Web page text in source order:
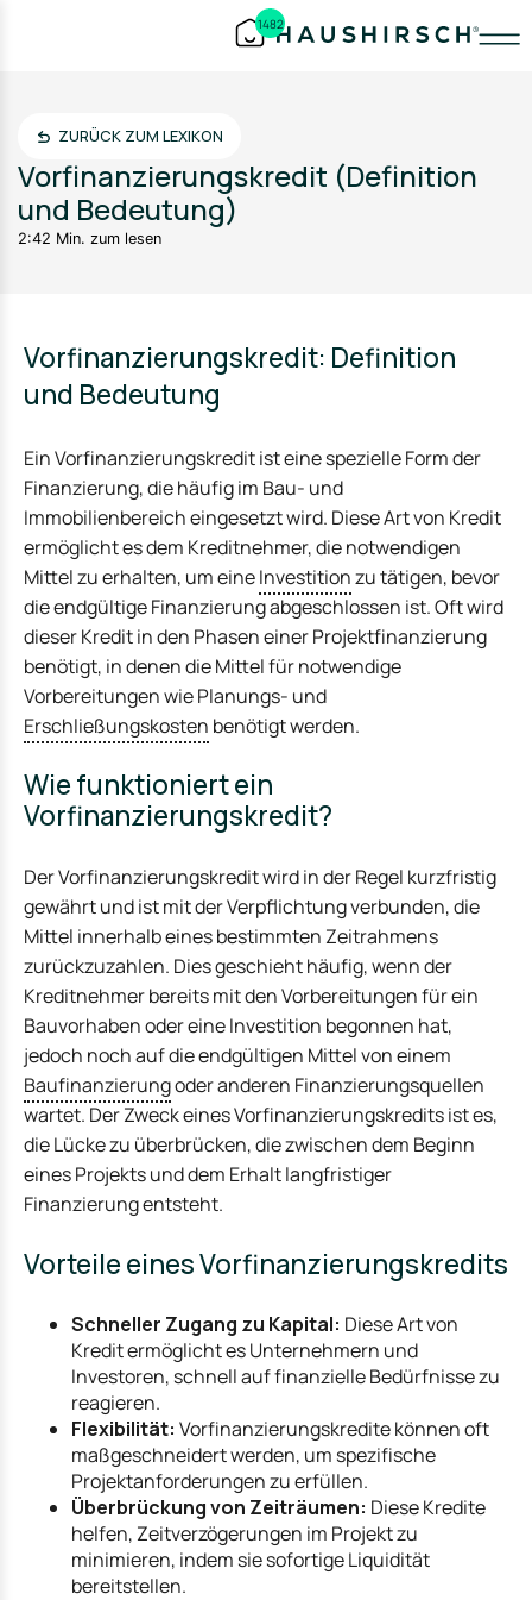
1482
ZURÜCK ZUM LEXIKON
Vorfinanzierungskredit (Definition
und Bedeutung)
2:42 Min. zum lesen
Vorfinanzierungskredit: Definition
und Bedeutung
Ein Vorfinanzierungskredit ist eine spezielle Form der
Finanzierung, die häufig im Bau- und
Immobilienbereich eingesetzt wird. Diese Art von Kredit
ermöglicht es dem Kreditnehmer, die notwendigen
Mittel zu erhalten, um eineInvestitionzu tätigen, bevor
die endgültige Finanzierung abgeschlossen ist. Oft wird
dieser Kredit in den Phasen einer Projektfinanzierung
benötigt, in denen die Mittel für notwendige
Vorbereitungen wie Planungs- und
Erschließungskosten benötigt werden.
Wie funktioniert ein
Vorfinanzierungskredit?
Der Vorfinanzierungskredit wird in der Regel kurzfristig
gewährt und ist mit der Verpflichtung verbunden, die
Mittel innerhalb eines bestimmten Zeitrahmens
zurückzuzahlen. Dies geschieht häufig, wenn der
Kreditnehmer bereits mit den Vorbereitungen für ein
Bauvorhaben oder eine Investition begonnen hat,
jedoch noch auf die endgültigen Mittel von einem
Baufinanzierungoder anderen Finanzierungsquellen
wartet. Der Zweck eines Vorfinanzierungskredits ist es,
die Lücke zu überbrücken, die zwischen dem Beginn
eines Projekts und dem Erhalt langfristiger
Finanzierung entsteht.
Vorteile eines Vorfinanzierungskredits
Schneller Zugang zu Kapital: Diese Art von
Kredit ermöglicht es Unternehmern und
Investoren, schnell auf finanzielle Bedürfnisse zu
reagieren.
Flexibilität: Vorfinanzierungskredite können oft
maßgeschneidert werden, um spezifische
Projektanforderungen zu erfüllen.
Überbrückung von Zeiträumen: Diese Kredite
helfen, Zeitverzögerungen im Projekt zu
minimieren, indem sie sofortige Liquidität
bereitstellen.